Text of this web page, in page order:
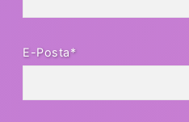
E-Posta*